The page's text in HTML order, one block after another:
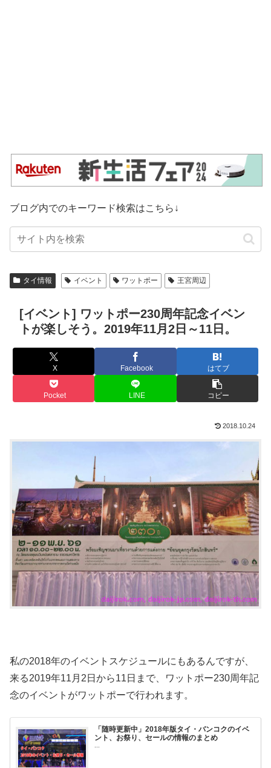
ブログ内でのキーワード検索はこちら↓
タイ情報 イベント ワットポー 王宮周辺
[イベント] ワットポー230周年記念イベン
トが楽しそう。2019年11月2日～11日。
X Facebook はてブ
Pocket LINE コピー
2018.10.24
私の2018年のイベントスケジュールにもあるんですが、
来る2019年11月2日から11日まで、ワットポー230周年記
念のイベントがワットポーで行われます。
「随時更新中」2018年版タイ・バンコクのイベ
ント、お祭り、セールの情報のまとめ
...